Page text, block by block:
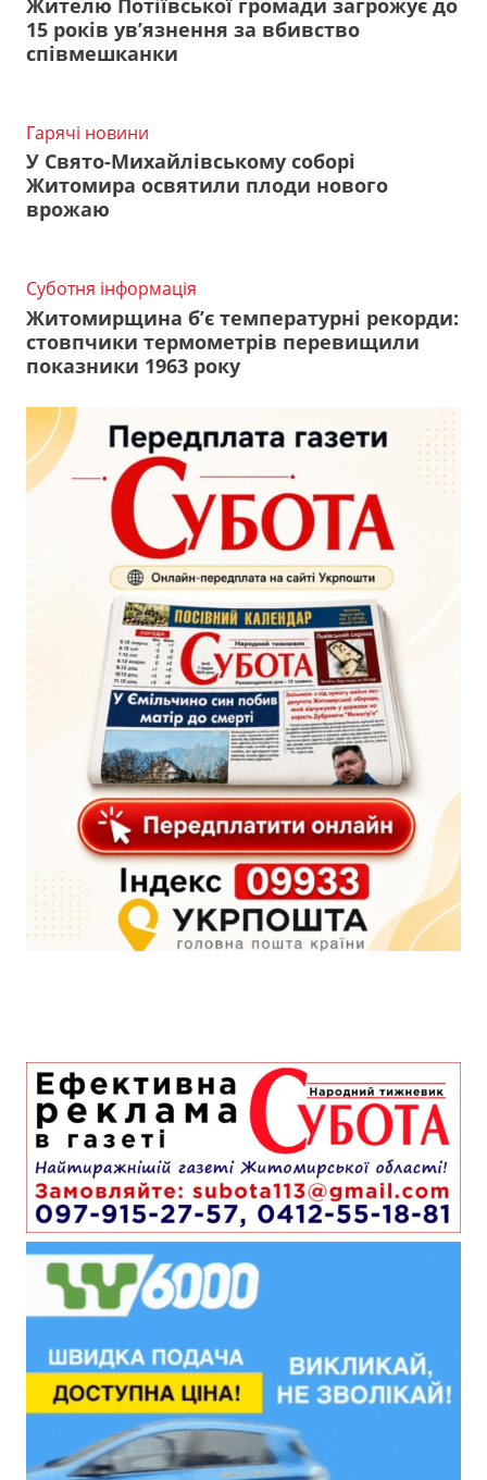
15 років ув’язнення за вбивство
співмешканки
Гарячі новини
У Свято-Михайлівському соборі
Житомира освятили плоди нового
врожаю
Суботня інформація
Житомирщина б’є температурні рекорди:
стовпчики термометрів перевищили
показники 1963 року